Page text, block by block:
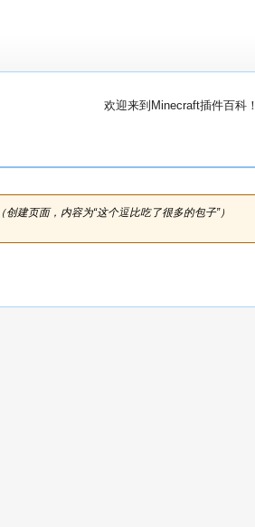
欢迎来到Minecraft插件百科！
（创建页面，内容为“这个逗比吃了很多的包子”）